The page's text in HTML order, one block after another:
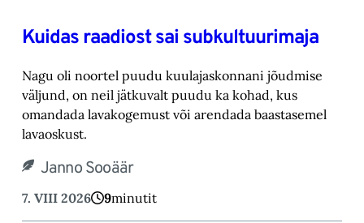
Kuidas raadiost sai subkultuurimaja
Nagu oli noortel puudu kuulajaskonnani jõudmise
väljund, on neil jätkuvalt puudu ka kohad, ‎kus
omandada lavakogemust või arendada baastasemel
lavaoskust.‎
Janno Sooäär
7. VIII 2026 9minutit